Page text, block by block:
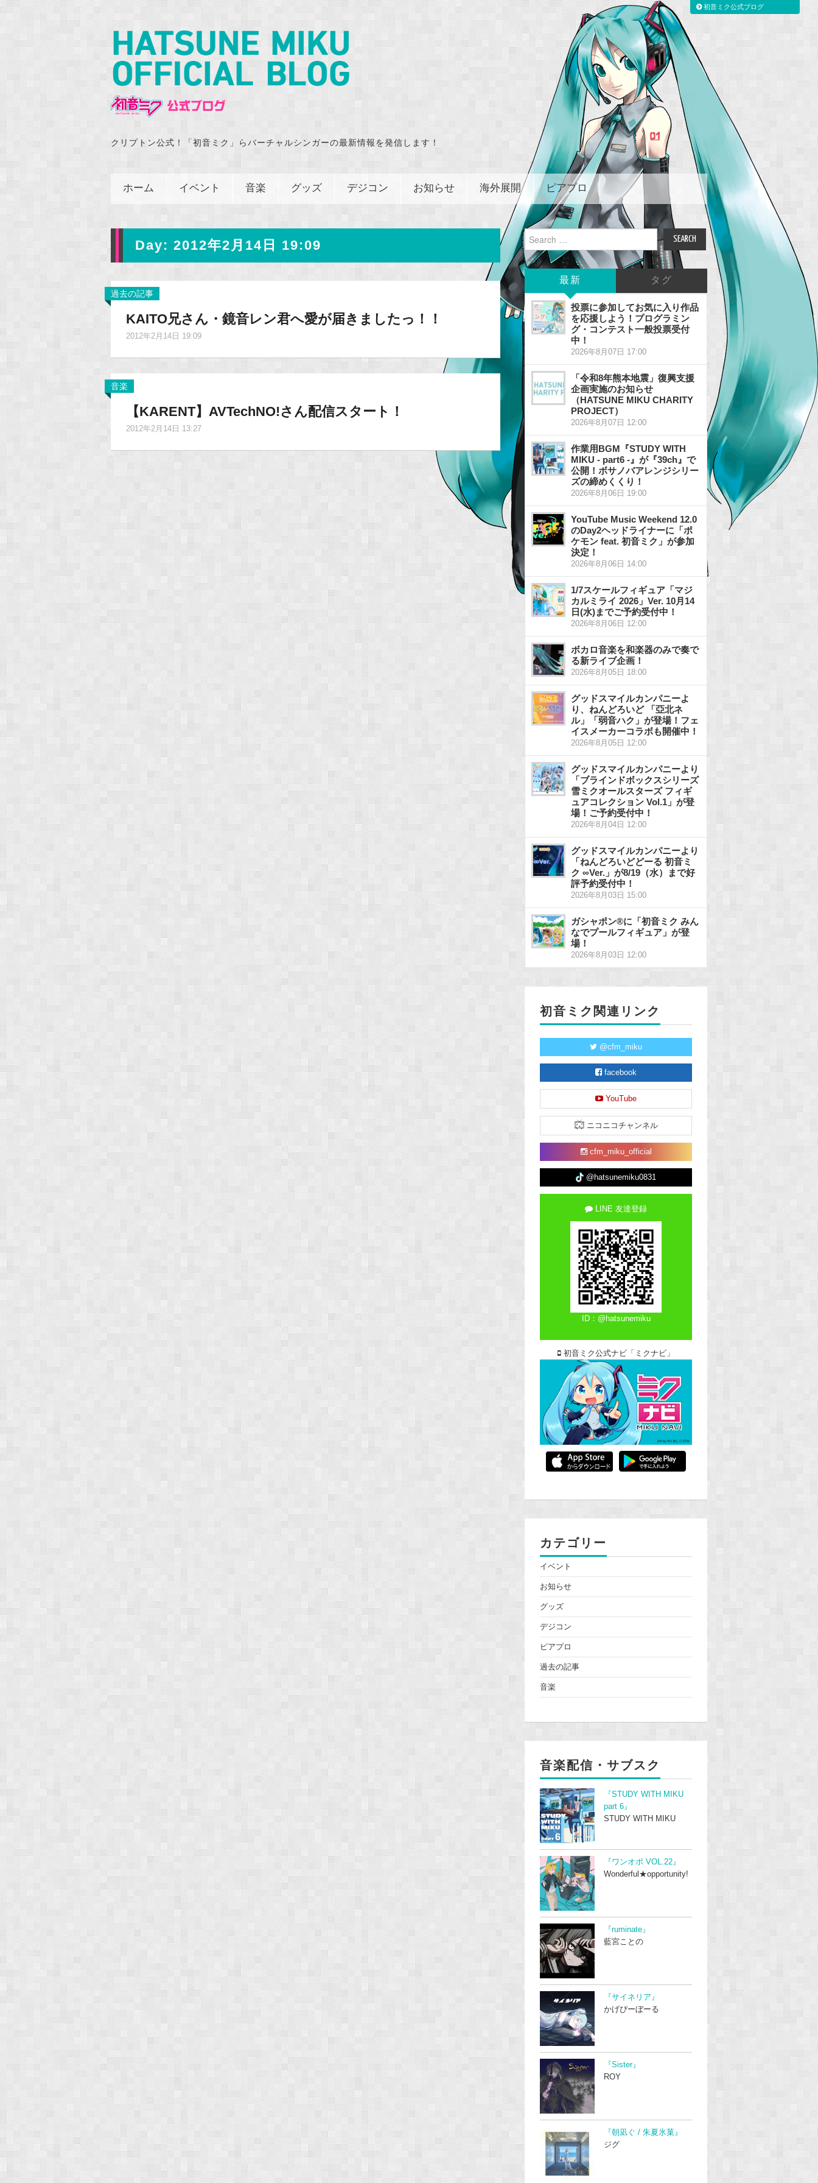
クリプトン公式！「初音ミク」らバーチャルシンガーの最新情報を発信します！
ホーム イベント 音楽 グッズ デジコン お知らせ 海外展開 ピアプロ
Day: 2012年2月14日 19:09
過去の記事
KAITO兄さん・鏡音レン君へ愛が届きましたっ！！
2012年2月14日 19:09
音楽
【KARENT】AVTechNO!さん配信スタート！
2012年2月14日 13:27
Search
for:
最新 タグ
投票に参加してお気に入り作品
を応援しよう！プログラミン
グ・コンテスト一般投票受付
中！
2026年8月07日 17:00
「令和8年熊本地震」復興支援
企画実施のお知らせ
（HATSUNE MIKU CHARITY
PROJECT）
2026年8月07日 12:00
作業用BGM『STUDY WITH
MIKU - part6 -』が『39ch』で
公開！ボサノバアレンジシリー
ズの締めくくり！
2026年8月06日 19:00
YouTube Music Weekend 12.0
のDay2ヘッドライナーに「ポ
ケモン feat. 初音ミク」が参加
決定！
2026年8月06日 14:00
1/7スケールフィギュア「マジ
カルミライ 2026」Ver. 10月14
日(水)までご予約受付中！
2026年8月06日 12:00
ボカロ音楽を和楽器のみで奏で
る新ライブ企画！
2026年8月05日 18:00
グッドスマイルカンパニーよ
り、ねんどろいど 「亞北ネ
ル」「弱音ハク」が登場！フェ
イスメーカーコラボも開催中！
2026年8月05日 12:00
グッドスマイルカンパニーより
「ブラインドボックスシリーズ
雪ミクオールスターズ フィギ
ュアコレクション Vol.1」が登
場！ご予約受付中！
2026年8月04日 12:00
グッドスマイルカンパニーより
「ねんどろいどどーる 初音ミ
ク ∞Ver.」が8/19（水）まで好
評予約受付中！
2026年8月03日 15:00
ガシャポン®に「初音ミク みん
なでプールフィギュア」が登
場！
2026年8月03日 12:00
初音ミク関連リンク
@cfm_miku
facebook
YouTube
ニコニコチャンネル
cfm_miku_official
@hatsunemiku0831
LINE 友達登録
ID：@hatsunemiku
初音ミク公式ナビ「ミクナビ」
カテゴリー
イベント
お知らせ
グッズ
デジコン
ピアプロ
過去の記事
音楽
音楽配信・サブスク
『STUDY WITH MIKU
part 6』
STUDY WITH MIKU
『ワンオポ VOL.22』
Wonderful★opportunity!
『ruminate』
藍宮ことの
『サイネリア』
かげぴーぼーる
『Sister』
ROY
『朝凪ぐ / 朱夏氷菓』
ジグ
初音ミク公式ブログ